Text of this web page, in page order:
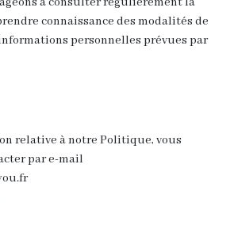
connaissance des modalités de
personnelles prévues par
relative à notre Politique, vous
par e-mail